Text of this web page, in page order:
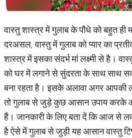
वास्तु शास्त्र में गुलाब के पौधे को बहुत ही
दरअसल, वास्तु में गुलाब को प्यार का
शास्त्र में इसका संदर्भ मां लक्ष्मी से है।
को घर में लगाने से सुंदरता के साथ साथ
बना रहता है। इसके अलावा अगर आपकी
तो गुलाब से जुड़े कुछ आसान उपाय करके
हैं। जानकारी के लिए बता दें कि आज से
है ऐसे में गुलाब से जुड़ी यह आसान वास्तु